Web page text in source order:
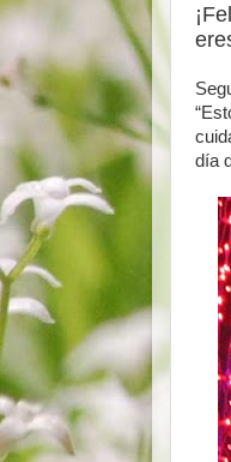
día